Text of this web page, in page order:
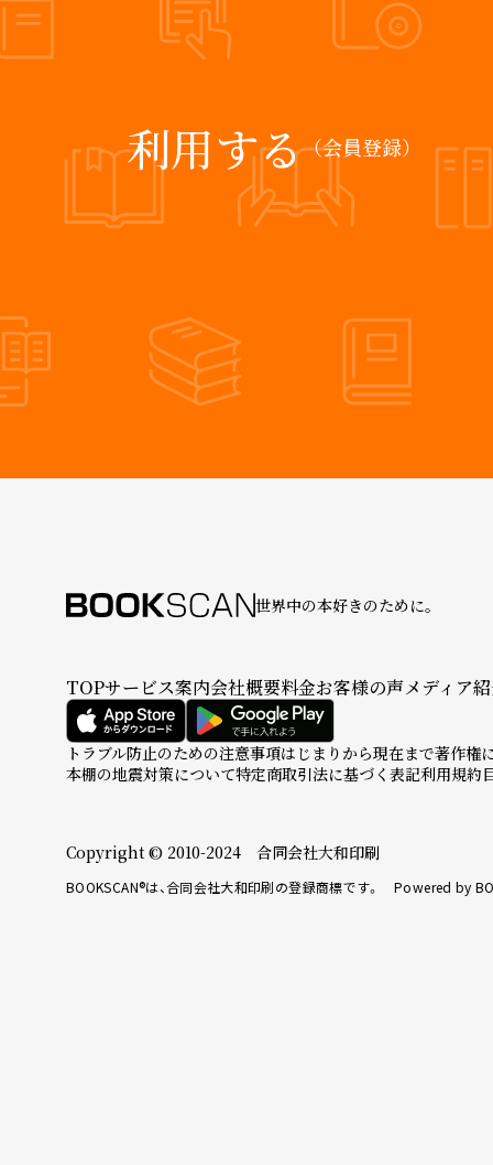
利用する（会員登録）
世界中の本好きのために。
TOPサービス案内会社概要料金お客様の声メディア
トラブル防止のための注意事項はじまりから現在まで著作権
本棚の地震対策について特定商取引法に基づく表記利用規約
Copyright © 2010-2024 合同会社大和印刷
BOOKSCAN®は、合同会社大和印刷の登録商標です。 Powered by